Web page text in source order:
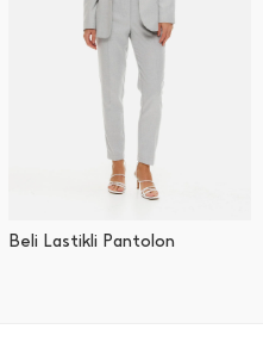
Beli Lastikli Pantolon